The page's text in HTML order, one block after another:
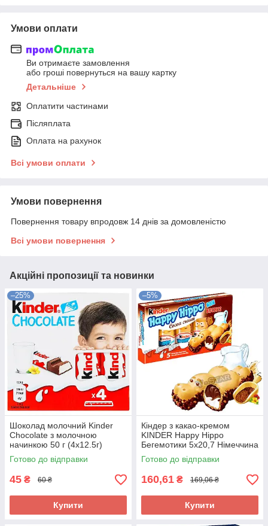
Умови оплати
Ви отримаєте замовлення
або гроші повернуться на вашу картку
Детальніше
Оплатити частинами
Післяплата
Оплата на рахунок
Всі умови оплати
Умови повернення
Повернення товару впродовж 14 днів за домовленістю
Всі умови повернення
Акційні пропозиції та новинки
–25%
Шоколад молочний Kinder
Chocolate з молочною
начинкою 50 г (4х12.5г)
Німеччина
Готово до відправки
45 ₴ 60 ₴
Купити
–5%
Кіндер з какао-кремом
KINDER Happy Hippo
Бегемотики 5х20,7 Німеччина
Готово до відправки
160,61 ₴ 169,06 ₴
Купити